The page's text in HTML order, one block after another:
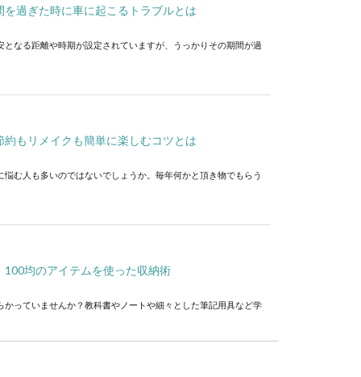
過ぎた時に車に起こるトラブルとは
となる距離や時期が設定されていますが、うっかりその期間が過
もリメイクも簡単に楽しむコツとは
む人も多いのではないでしょうか。毎年何かと頂き物でもらう
均のアイテムを使った収納術
かっていませんか？教科書やノートや細々とした筆記用具など学